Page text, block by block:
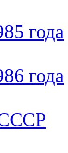
года
года